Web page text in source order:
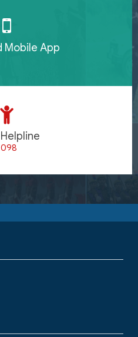
Mobile App